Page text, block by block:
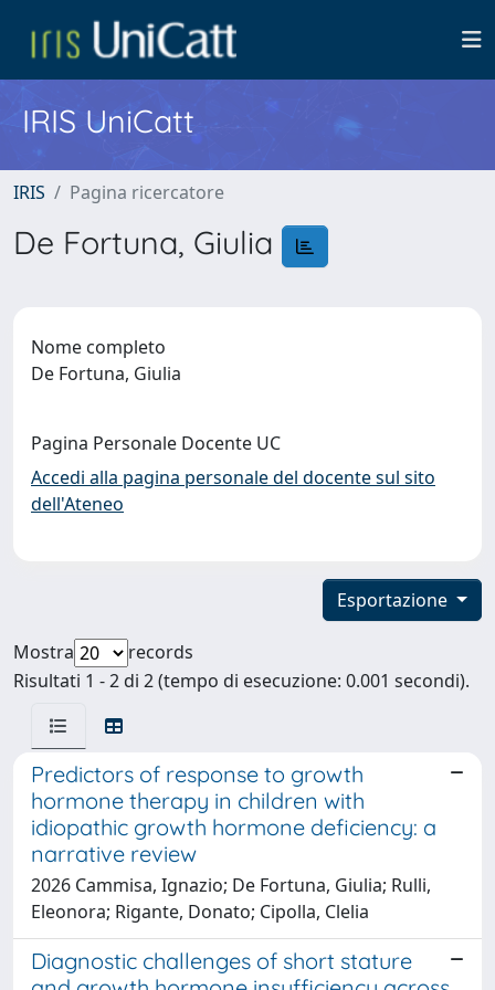
IRIS UniCatt
IRIS Pagina ricercatore
De Fortuna, Giulia
Nome completo
De Fortuna, Giulia
Pagina Personale Docente UC
Accedi alla pagina personale del docente sul sito
dell'Ateneo
Esportazione
Mostra
records
Risultati 1 - 2 di 2 (tempo di esecuzione: 0.001 secondi).
Predictors of response to growth
hormone therapy in children with
idiopathic growth hormone deficiency: a
narrative review
2026 Cammisa, Ignazio; De Fortuna, Giulia; Rulli,
Eleonora; Rigante, Donato; Cipolla, Clelia
Diagnostic challenges of short stature